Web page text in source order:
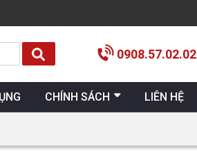
0908.57.02.02
CHÍNH SÁCH LIÊN HỆ